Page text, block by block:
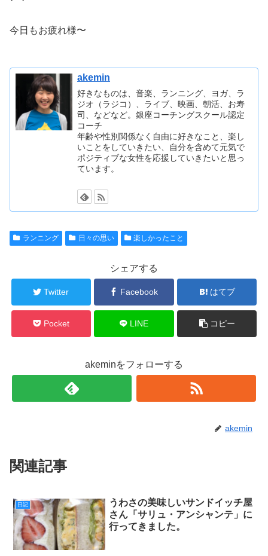
今日もお疲れ様〜
akemin
好きなものは、音楽、ランニング、ヨガ、ラ
ジオ（ラジコ）、ライブ、映画、朝活、お寿
司、などなど。銀座コーチングスクール認定
コーチ
年齢や性別関係なく自由に好きなこと、楽し
いことをしていきたい、自分を含めて元気で
ポジティブな女性を応援していきたいと思っ
ています。
ランニング 日々の思い 楽しかったこと
シェアする
Twitter Facebook はてブ
Pocket LINE コピー
akeminをフォローする
akemin
関連記事
日記
うわさの美味しいサンドイッチ屋
さん「サリュ・アンシャンテ」に
行ってきました。